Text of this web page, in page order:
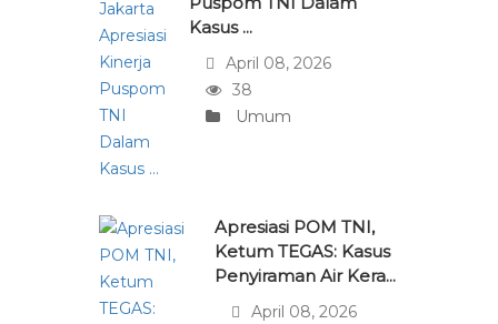
Kasus ...
April 08, 2026
38
Umum
Apresiasi POM TNI,
Ketum TEGAS: Kasus
Penyiraman Air Kera...
April 08, 2026